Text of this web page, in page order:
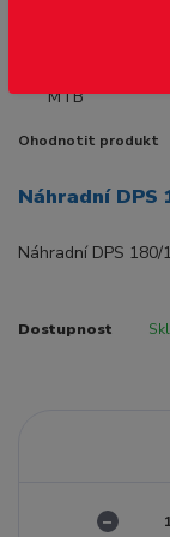
Ohodnotit produkt
Náhradní DPS
Náhradní DPS 180/
Dostupnost